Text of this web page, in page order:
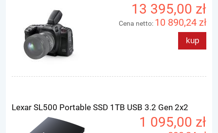
13 395,00 zł
Cena netto: 10 890,24 zł
kup
Lexar SL500 Portable SSD 1TB USB 3.2 Gen 2x2
1 095,00 zł